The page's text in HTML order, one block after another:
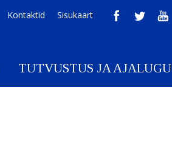
Kontaktid Sisukaart
TUTVUSTUS JA AJALUGU